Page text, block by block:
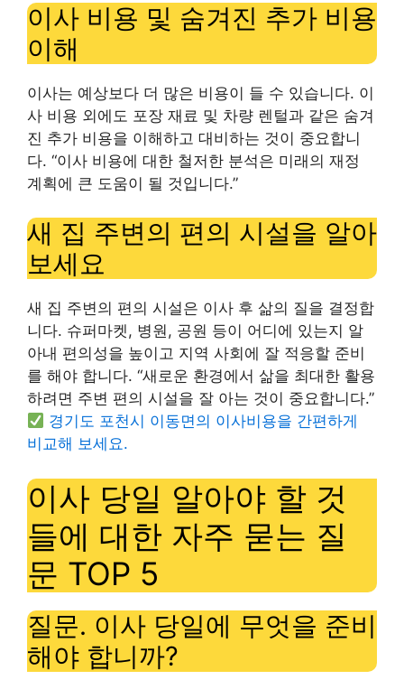
이사 비용 및 숨겨진 추가 비용
이해
이사는 예상보다 더 많은 비용이 들 수 있습니다. 이
사 비용 외에도 포장 재료 및 차량 렌털과 같은 숨겨
진 추가 비용을 이해하고 대비하는 것이 중요합니
다. “이사 비용에 대한 철저한 분석은 미래의 재정
계획에 큰 도움이 될 것입니다.”
새 집 주변의 편의 시설을 알아
보세요
새 집 주변의 편의 시설은 이사 후 삶의 질을 결정합
니다. 슈퍼마켓, 병원, 공원 등이 어디에 있는지 알
아내 편의성을 높이고 지역 사회에 잘 적응할 준비
를 해야 합니다. “새로운 환경에서 삶을 최대한 활용
하려면 주변 편의 시설을 잘 아는 것이 중요합니다.”
경기도 포천시 이동면의 이사비용을 간편하게
비교해 보세요.
이사 당일 알아야 할 것
들에 대한 자주 묻는 질
문 TOP 5
질문. 이사 당일에 무엇을 준비
해야 합니까?